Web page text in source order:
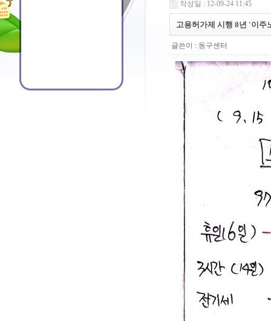
작성일 : 12-09-24 11:45
고용허가제 시행 8년 '이주
글쓴이 : 동구센터